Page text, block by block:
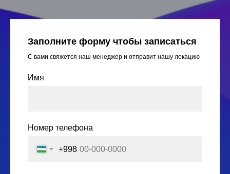
Заполните форму чтобы записаться
С вами свяжется наш менеджер и отправит нашу локацию
Имя
Номер телефона
+998